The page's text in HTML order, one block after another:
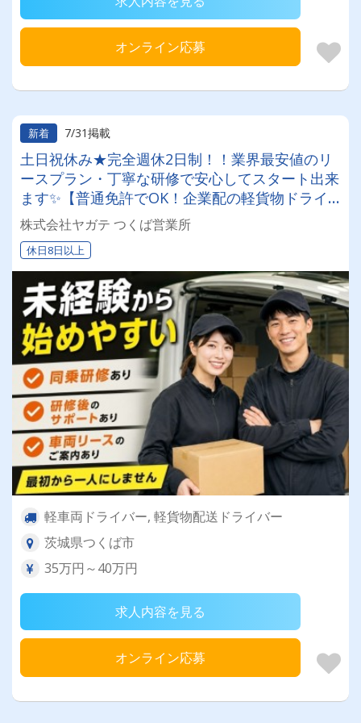
オンライン応募
新着 7/31掲載
土日祝休み★完全週休2日制！！業界最安値のリ
ースプラン・丁寧な研修で安心してスタート出来
ます✨【普通免許でOK！企業配の軽貨物ドライ
バー！！】日払い・週払いOK♪しっかり稼いで生
活安定♪＼社員登用実績あり◎キャリアアップも
狙えます！／
株式会社ヤガテ つくば営業所
休日8日以上
軽車両ドライバー, 軽貨物配送ドライバー
茨城県つくば市
35万円～40万円
求人内容を見る
オンライン応募